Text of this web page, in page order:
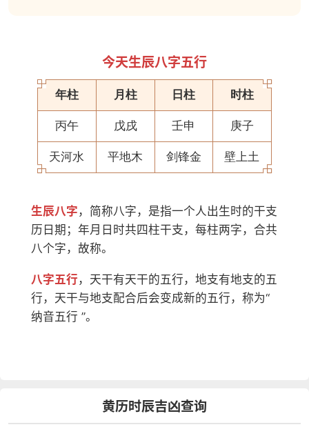
今天生辰八字五行
年柱 月柱 日柱 时柱
丙午 戊戌 壬申 庚子
天河水 平地木 剑锋金 壁上土
生辰八字 ，简称八字，是指一个人出生时的干支
历日期；年月日时共四柱干支，每柱两字，合共
八个字，故称。
八字五行 ，天干有天干的五行，地支有地支的五
行，天干与地支配合后会变成新的五行，称为“
纳音五行 ”。
黄历时辰吉凶查询